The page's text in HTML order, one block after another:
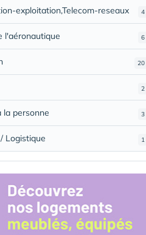
4
exploitation,Telecom-reseaux
6
l'aéronautique
20
2
3
la personne
1
Logistique